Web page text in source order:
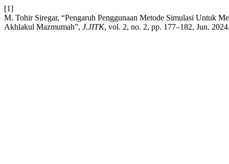
[1]
M. Tohir Siregar, “Pengaruh Penggunaan Metode Simulasi Untuk
Akhlakul Mazmumah”, J.JITK, vol. 2, no. 2, pp. 177–182, Jun.